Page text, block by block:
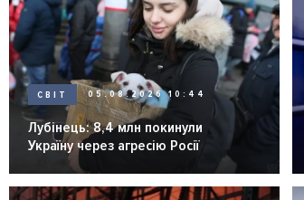
СВІТ 05.08.2026 10:44
Лубінець: 8,4 млн покинули
Україну через агресію Росії